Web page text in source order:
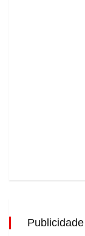
Publicidade